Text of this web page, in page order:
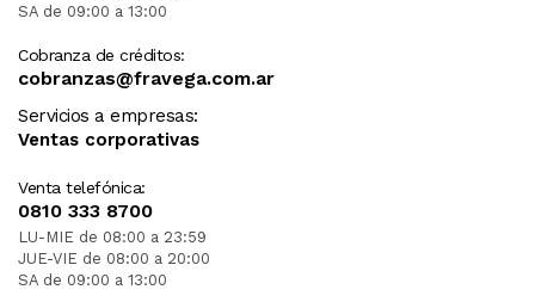
SA de 09:00 a 13:00
Cobranza de créditos:
cobranzas@fravega.com.ar
Servicios a empresas:
Ventas corporativas
Venta telefónica:
0810 333 8700
LU-MIE de 08:00 a 23:59
JUE-VIE de 08:00 a 20:00
SA de 09:00 a 13:00